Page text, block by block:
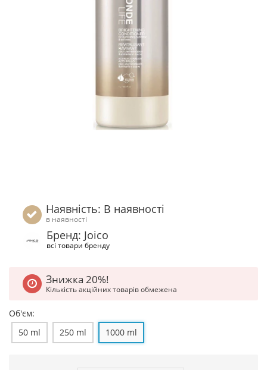
Наявність: В наявності
в наявності
Бренд: Joico
всі товари бренду
Знижка 20%!
Кількість акційних товарів обмежена
Об'єм:
50 ml
250 ml 1000 ml